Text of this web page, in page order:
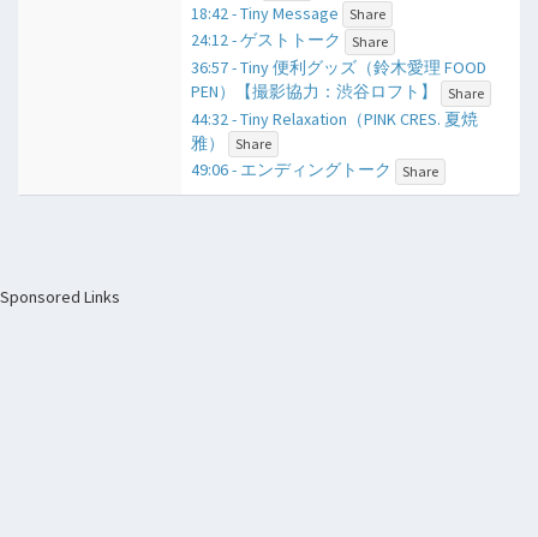
18:42 - Tiny Message Share
24:12 - ゲストトーク Share
36:57 - Tiny 便利グッズ（鈴木愛理 FOOD
PEN）【撮影協力：渋谷ロフト】
Share
44:32 - Tiny Relaxation（PINK CRES. 夏焼
雅）
Share
49:06 - エンディングトーク Share
Sponsored Links